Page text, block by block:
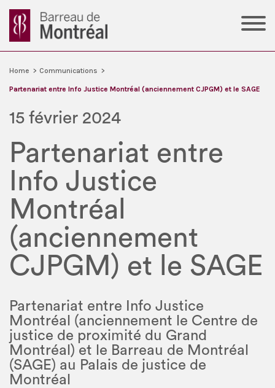
Home > Communications >
Partenariat entre Info Justice Montréal (anciennement CJPGM) et le SAGE
15 février 2024
Partenariat entre
Info Justice
Montréal
(anciennement
CJPGM) et le SAGE
Partenariat entre Info Justice
Montréal (anciennement le Centre de
justice de proximité du Grand
Montréal) et le Barreau de Montréal
(SAGE) au Palais de justice de
Montréal